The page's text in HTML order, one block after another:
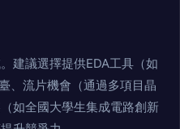
建議選擇提供EDA工具（如
、流片機會（通過多項目晶
如全國大學生集成電路創新